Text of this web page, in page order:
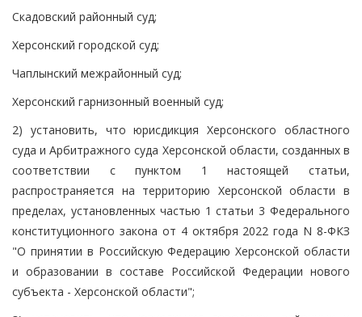
Скадовский районный суд;
Херсонский городской суд;
Чаплынский межрайонный суд;
Херсонский гарнизонный военный суд;
2) установить, что юрисдикция Херсонского областного
суда и Арбитражного суда Херсонской области, созданных в
соответствии с пунктом 1 настоящей статьи,
распространяется на территорию Херсонской области в
пределах, установленных частью 1 статьи 3 Федерального
конституционного закона от 4 октября 2022 года N 8-ФКЗ
"О принятии в Российскую Федерацию Херсонской области
и образовании в составе Российской Федерации нового
субъекта - Херсонской области";